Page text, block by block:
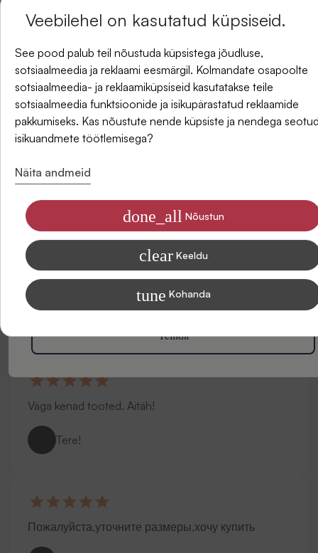
(lina 30%) Seljas istus kenasti. Ta jäi väga rahule .
Kleit
Tellisin emale, talle meeldis materjal ja sobis ka hästi.
Kleit
Vastab tellitud suurusele, materjal meeldiv, istub seljas
hästi. Olen rahul!
Väga kenad tooted. Aitäh!
Tere!
Пожалуйста,уточните размеры,хочу купить
UUDISKIRI
ja saate -5% allahindlust oma esimesest tellimusest.
E-post
Olen nõus saama SIDONASE uudiseid e-posti
Teavet selle kohta, kuidas me andmeid turunduslikel eesmärkidel
Tellida
Veebilehel on kasutatud küpsiseid.
See pood palub teil nõustuda küpsistega jõudluse,
sotsiaalmeedia ja reklaami eesmärgil. Kolmandate osapoolte
sotsiaalmeedia- ja reklaamiküpsiseid kasutatakse teile
sotsiaalmeedia funktsioonide ja isikupärastatud reklaamide
pakkumiseks. Kas nõustute nende küpsiste ja nendega
isikuandmete töötlemisega?
Näita andmeid
done_all Nõustun
clear Keeldu
tune Kohanda